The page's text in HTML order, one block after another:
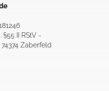
II RStV -
Zaberfeld